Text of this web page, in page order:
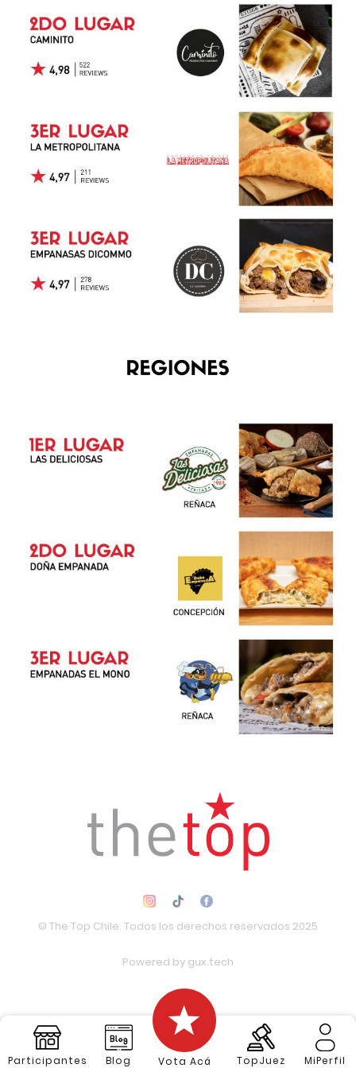
© The Top Chile. Todos los derechos reservados 2025
Powered by gux.tech
Participantes Blog Vota Acá TopJuez MiPerfil